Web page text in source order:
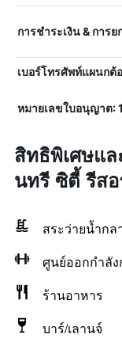
การชำระเงิน & การย
เบอร์โทรศัพท์แผนกต้
หมายเลขใบอนุญาต:
สิทธิพิเศษแ
นทรี ซิตี้ รีสอ
สระว่ายน้ำกล
ศูนย์ออกกำลัง
ร้านอาหาร
บาร์/เลานจ์